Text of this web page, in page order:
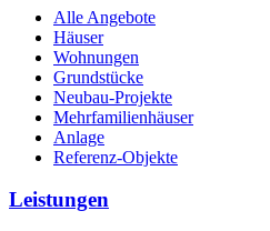
Alle Angebote
Häuser
Wohnungen
Grundstücke
Neubau-Projekte
Mehrfamilienhäuser
Anlage
Referenz-Objekte
Leistungen